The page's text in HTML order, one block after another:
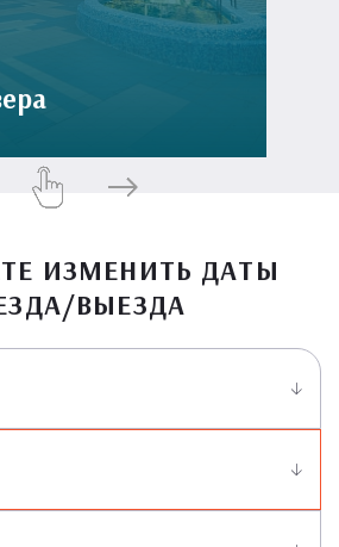
ИЗМЕНИТЬ ДАТЫ
ВЫЕЗДА